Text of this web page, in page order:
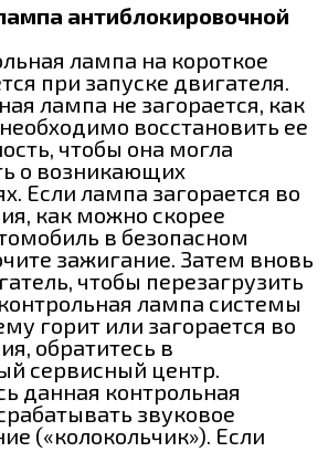
антиблокировочной
лампа на короткое
при запуске двигателя.
лампа не загорается, как
восстановить ее
чтобы она могла
о возникающих
Если лампа загорается во
как можно скорее
в безопасном
зажигание. Затем вновь
чтобы перезагрузить
лампа системы
горит или загорается во
обратитесь в
сервисный центр.
данная контрольная
звуковое
(«колокольчик»). Если